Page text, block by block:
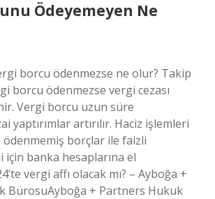
Ödeyemeyen Ne
borcu ödenmezse ne olur? Takip
borcu ödenmezse vergi cezası
Vergi borcu uzun süre
yaptırımlar artırılır. Haciz işlemleri
ödenmemiş borçlar ile faizli
için banka hesaplarına el
vergi affı olacak mı? – Ayboğa +
BürosuAyboğa + Partners Hukuk